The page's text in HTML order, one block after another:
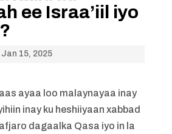
ee Israa’iil iyo
Jan 15, 2025
ayaa loo malaynayaa inay
inay ku heshiiyaan xabbad
dagaalka Qasa iyo in la